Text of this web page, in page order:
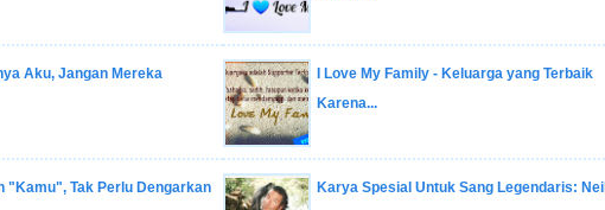
Aku, Jangan Mereka
I Love My Family - Keluarga yang Terbaik
Karena...
"Kamu", Tak Perlu Dengarkan
Karya Spesial Untuk Sang Legendaris: Neil